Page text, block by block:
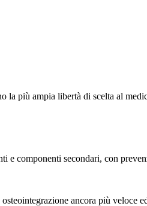
la più ampia libertà di scelta al
e componenti secondari, con
ancora più veloce